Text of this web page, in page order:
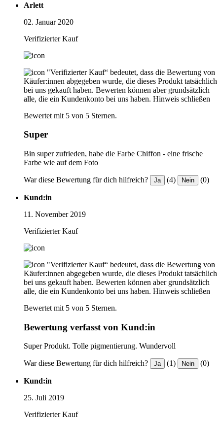
Arlett
02. Januar 2020
Verifizierter Kauf
"Verifizierter Kauf“ bedeutet, dass die Bewertung von
Käufer:innen abgegeben wurde, die dieses Produkt tatsächlich
bei uns gekauft haben. Bewerten können aber grundsätzlich
alle, die ein Kundenkonto bei uns haben. Hinweis schließen
Bewertet mit 5 von 5 Sternen.
Super
Bin super zufrieden, habe die Farbe Chiffon - eine frische
Farbe wie auf dem Foto
War diese Bewertung für dich hilfreich? Ja (4) Nein (0)
Kund:in
11. November 2019
Verifizierter Kauf
"Verifizierter Kauf“ bedeutet, dass die Bewertung von
Käufer:innen abgegeben wurde, die dieses Produkt tatsächlich
bei uns gekauft haben. Bewerten können aber grundsätzlich
alle, die ein Kundenkonto bei uns haben. Hinweis schließen
Bewertet mit 5 von 5 Sternen.
Bewertung verfasst von Kund:in
Super Produkt. Tolle pigmentierung. Wundervoll
War diese Bewertung für dich hilfreich? Ja (1) Nein (0)
Kund:in
25. Juli 2019
Verifizierter Kauf